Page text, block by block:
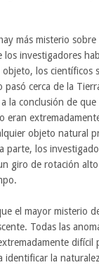
más misterio
los investigadores
los científicos
pasó cerca de la
la conclusión de
eran
objeto natural
parte, los
giro de rotación
el mayor misterio
Todas las
difícil
identificar la